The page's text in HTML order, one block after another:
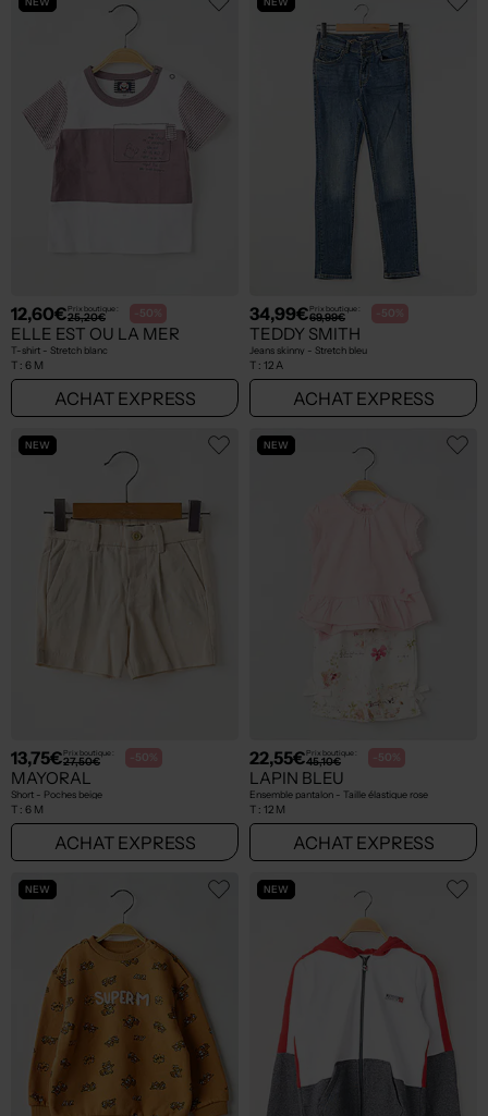
12,60€Prix boutique :
25,20€ -50%
ELLE EST OU LA MER
T-shirt - Stretch blanc
T : 6 M
ACHAT EXPRESS
34,99€Prix boutique :
69,99€ -50%
TEDDY SMITH
Jeans skinny - Stretch bleu
T : 12 A
ACHAT EXPRESS
NEW
13,75€Prix boutique :
27,50€ -50%
MAYORAL
Short - Poches beige
T : 6 M
ACHAT EXPRESS
NEW
22,55€Prix boutique :
45,10€ -50%
LAPIN BLEU
Ensemble pantalon - Taille élastique rose
T : 12 M
ACHAT EXPRESS
NEW NEW